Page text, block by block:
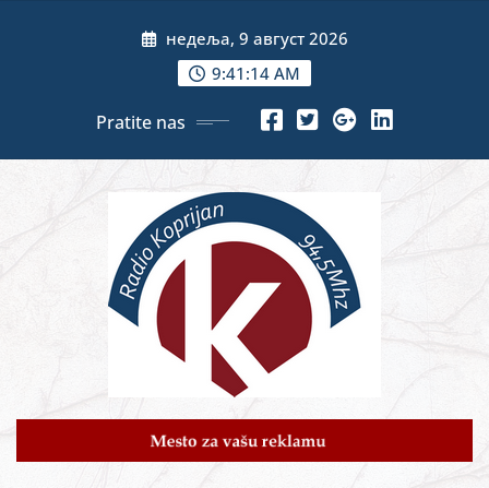
недеља, 9 август 2026
9:41:15 AM
Pratite nas